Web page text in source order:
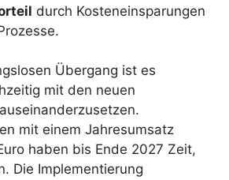
durch Kosteneinsparungen
Übergang ist es
mit den neuen
mit einem Jahresumsatz
haben bis Ende 2027 Zeit,
Die Implementierung